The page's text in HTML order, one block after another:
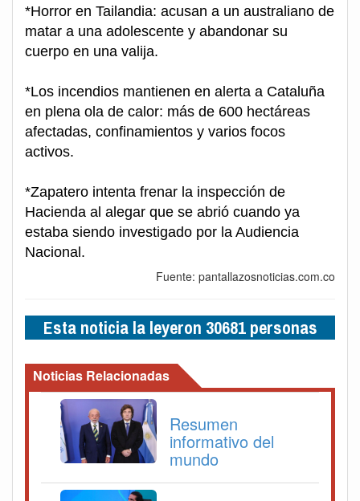
*Horror en Tailandia: acusan a un australiano de
matar a una adolescente y abandonar su
cuerpo en una valija.
*Los incendios mantienen en alerta a Cataluña
en plena ola de calor: más de 600 hectáreas
afectadas, confinamientos y varios focos
activos.
*Zapatero intenta frenar la inspección de
Hacienda al alegar que se abrió cuando ya
estaba siendo investigado por la Audiencia
Nacional.
Fuente: pantallazosnoticias.com.co
Esta noticia la leyeron 30681 personas
Noticias Relacionadas
Resumen
informativo del
mundo